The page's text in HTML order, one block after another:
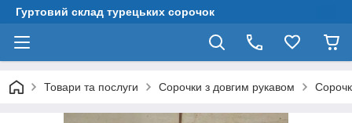
Гуртовий склад турецьких сорочок
Товари та послуги Сорочки з довгим рукавом